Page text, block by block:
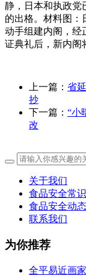
静，日本和执政党
的出格。材料图：
动手组建内阁，经
证典礼后，新内阁
上一篇： 省
抄
下一篇： “小
改
关于我们
食品安全常识
食品安全动态
联系我们
为你推荐
全平易近画